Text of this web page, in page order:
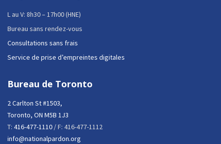
L au V: 8h30 – 17h00 (HNE)
Bureau sans rendez-vous
Consultations sans frais
Service de prise d’empreintes digitales
Bureau de Toronto
2 Carlton St #1503,
Toronto, ON M5B 1J3
T: 416-477-1110 / F: 416-477-1112
info@nationalpardon.org